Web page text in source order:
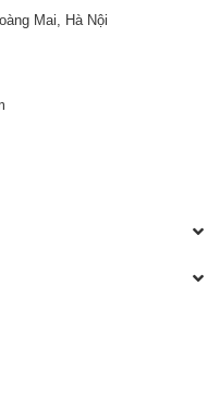
Mai, Hà Nội